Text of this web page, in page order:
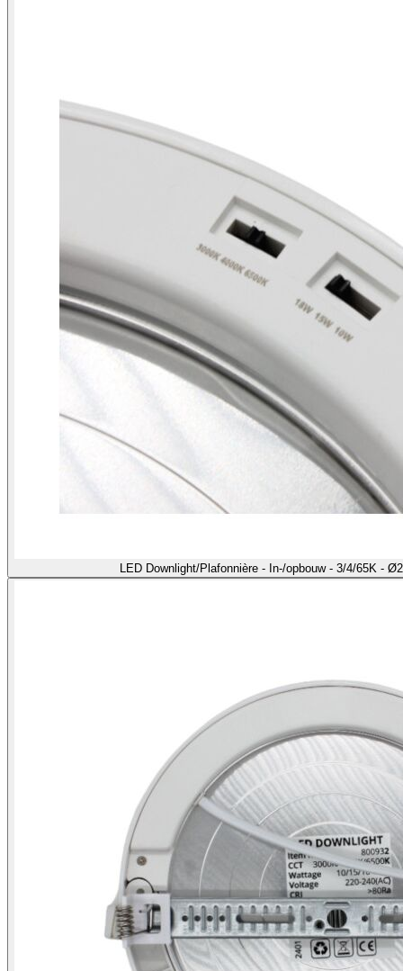
LED Downlight/Plafonnière - In-/opbouw - 3/4/65K -